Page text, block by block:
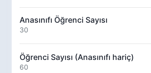
Anasınıfı Öğrenci Sayısı
30
Öğrenci Sayısı (Anasınıfı hariç)
60